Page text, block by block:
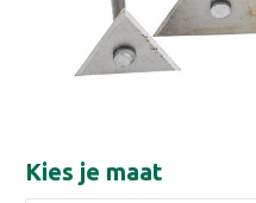
Kies je maat